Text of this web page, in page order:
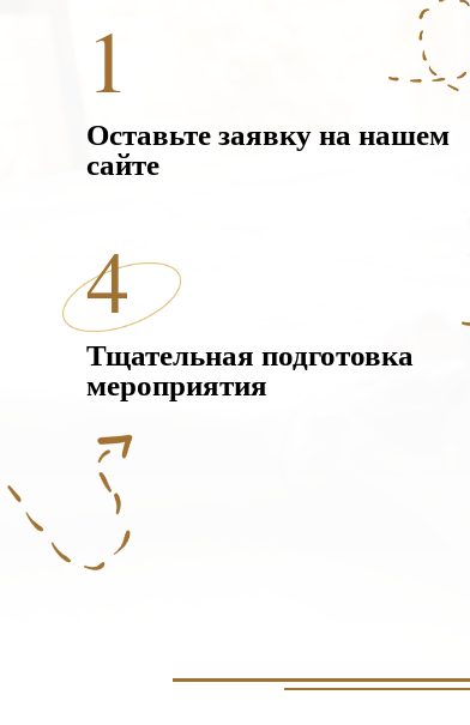
1
Оставьте заявку на нашем
сайте
4
Тщательная подготовка
мероприятия